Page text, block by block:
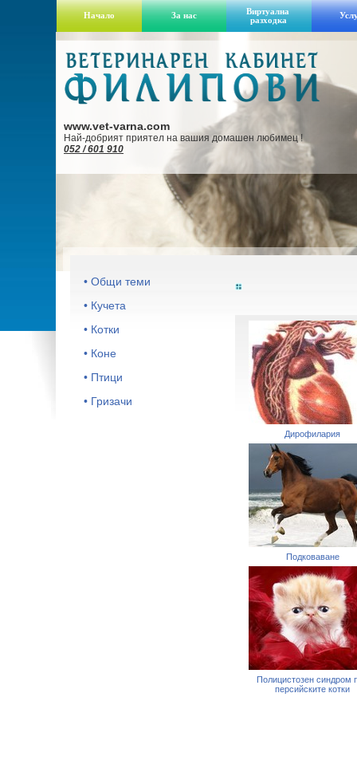
Начало За нас
Виртуална
разходка
www.vet-varna.com
Най-добрият приятел на вашия домашен любимец !
052 / 601 910
• Общи теми
• Кучета
• Котки
• Коне
• Птици
• Гризачи
Дирофилария
Подковаване
Полицистозен синдром
персийските котки